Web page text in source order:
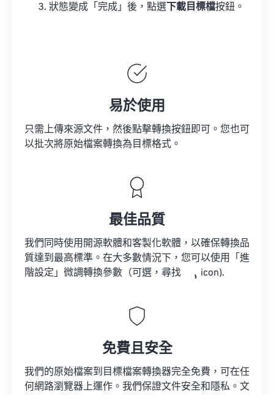
狀態變成「完成」後，點選 下載目標檔按鈕。
易於使用
只需上傳來源文件，然後點擊轉換按鈕即可。您也可
以批次將原始檔案轉換為目標格式。
最佳品質
我們同時使用開源軟體和客製化軟體，以確保轉換品
質達到最高標準。在大多數情況下，您可以使用「進
階設定」微調轉換參數（可選，尋找
icon).
免費且安全
我們的原始檔案到目標檔案轉換器完全免費，可在任
何網路瀏覽器上運作。我們保證文件安全和隱私。文